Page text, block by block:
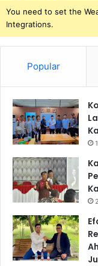
You need to set the
Integrations.
Popular